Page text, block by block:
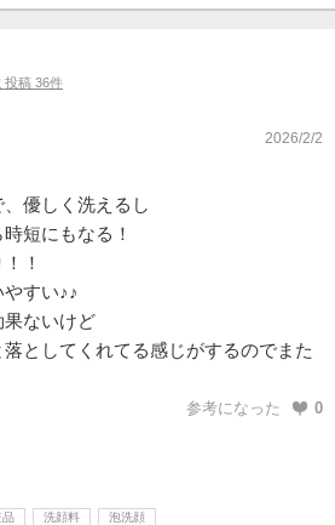
投稿 36件
2026/2/2
優しく洗えるし
短にもなる！
！
すい♪♪
ないけど
としてくれてる感じがするのでまた
参考になった 0
品 洗顔料 泡洗顔